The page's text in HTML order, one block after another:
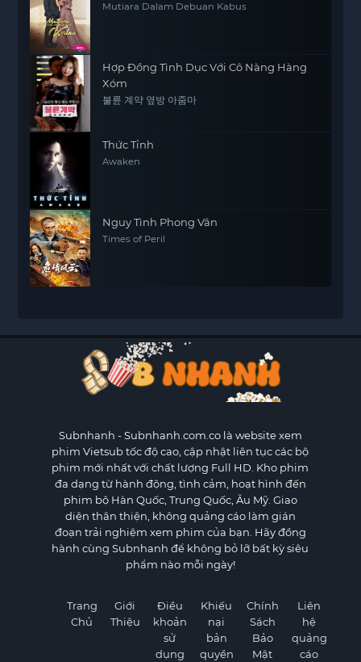
Mutiara Dalam Debuan Kabus
Hợp Đồng Tình Dục Với Cô Nàng Hàng
Xóm
불륜 계약 옆방 아줌마
Thức Tỉnh
Awaken
Nguy Tình Phong Vân
Times of Peril
Subnhanh - Subnhanh.com.co là website xem
phim Vietsub tốc độ cao, cập nhật liên tục các bộ
phim mới nhất với chất lượng Full HD. Kho phim
đa dạng từ hành động, tình cảm, hoạt hình đến
phim bộ Hàn Quốc, Trung Quốc, Âu Mỹ. Giao
diện thân thiện, không quảng cáo làm gián
đoạn trải nghiệm xem phim của bạn. Hãy đồng
hành cùng Subnhanh để không bỏ lỡ bất kỳ siêu
phẩm nào mỗi ngày!
Trang
Chủ
Giới
Thiệu
Điều
khoản
sử
dụng
Khiếu
nại
bản
quyền
Chính
Sách
Bảo
Mật
Liên
hệ
quảng
cáo